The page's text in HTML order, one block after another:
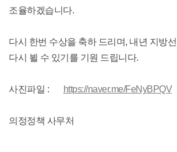
조율하겠습니다.
다시 한번 수상을 축하 드리며, 내년 지방
다시 뵐 수 있기를 기원 드립니다.
사진파일 : https://naver.me/FeNyBPQV
의정정책 사무처